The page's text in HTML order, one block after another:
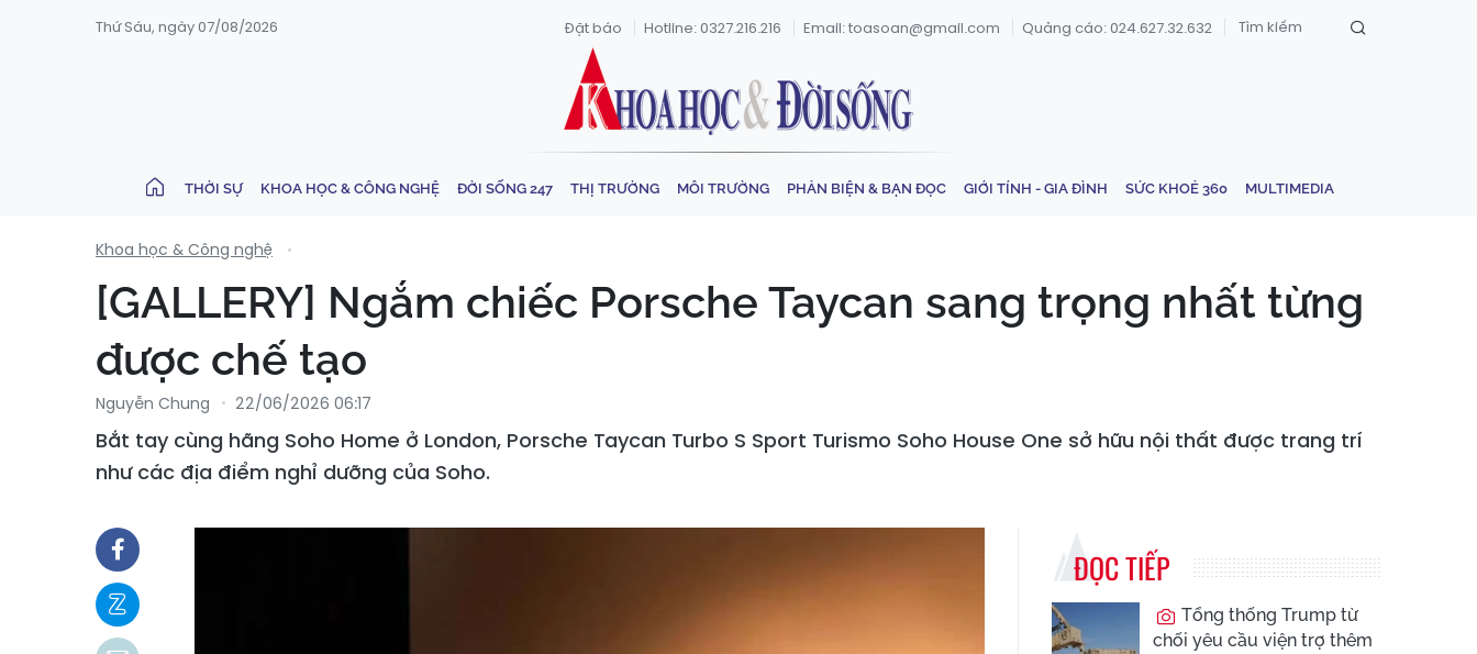
Thứ Sáu, ngày 07/08/2026 Đặt báo Hotline: 0327.216.216 Email: toasoan@gmail.com Quảng cáo: 024.627.32.632
THỜI SỰ KHOA HỌC & CÔNG NGHỆ ĐỜI SỐNG 247 THỊ TRƯỜNG MÔI TRƯỜNG PHẢN BIỆN & BẠN ĐỌC GIỚI TÍNH - GIA ĐÌNH SỨC KHOẺ 360 MULTIMEDIA
Khoa học & Công nghệ
[GALLERY] Ngắm chiếc Porsche Taycan sang trọng nhất từng
được chế tạo
Nguyễn Chung 22/06/2026 06:17
Bắt tay cùng hãng Soho Home ở London, Porsche Taycan Turbo S Sport Turismo Soho House One sở hữu nội thất được trang trí
như các địa điểm nghỉ dưỡng của Soho.
ĐỌC TIẾP
Tổng thống Trump từ
chối yêu cầu viện trợ thêm